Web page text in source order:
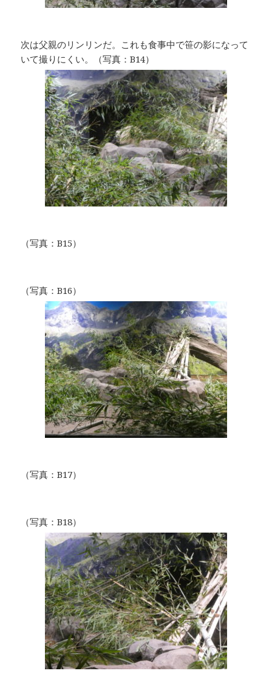
次は父親のリンリンだ。これも食事中で笹の影になって
いて撮りにくい。（写真：B14）
（写真：B15）
（写真：B16）
（写真：B17）
（写真：B18）